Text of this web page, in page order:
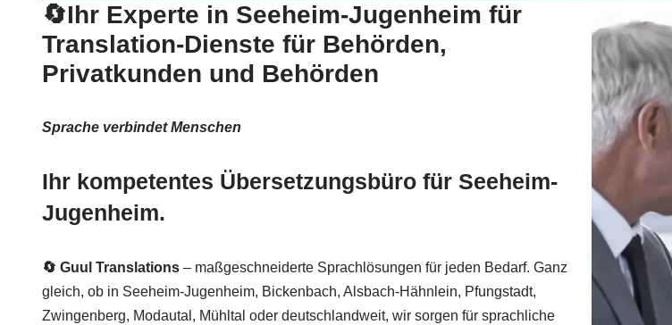
🔄Ihr Experte in Seeheim-Jugenheim für
Translation-Dienste für Behörden,
Privatkunden und Behörden
Sprache verbindet Menschen
Ihr kompetentes Übersetzungsbüro für Seeheim-
Jugenheim.
🔄 Guul Translations – maßgeschneiderte Sprachlösungen für jeden Bedarf. Ganz
gleich, ob in Seeheim-Jugenheim, Bickenbach, Alsbach-Hähnlein, Pfungstadt,
Zwingenberg, Modautal, Mühltal oder deutschlandweit, wir sorgen für sprachliche